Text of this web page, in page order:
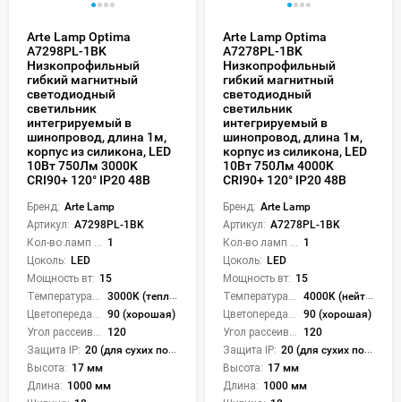
Arte Lamp Optima
A7298PL-1BK
Низкопрофильный
гибкий магнитный
светодиодный
светильник
интегрируемый в
шинопровод, длина 1м,
корпус из силикона, LED
10Вт 750Лм 3000K
CRI90+ 120° IP20 48В
Бренд: Arte Lamp
Артикул: A7298PL-1BK
1
Цоколь: LED
Мощность вт: 15
3000K (теплый)
90 (хорошая)
120
Защита IP: 20 (для сухих пом.)
Высота: 17 мм
Длина: 1000 мм
Arte Lamp Optima
A7278PL-1BK
Низкопрофильный
гибкий магнитный
светодиодный
светильник
интегрируемый в
шинопровод, длина 1м,
корпус из силикона, LED
10Вт 750Лм 4000K
CRI90+ 120° IP20 48В
Бренд: Arte Lamp
Артикул: A7278PL-1BK
1
Цоколь: LED
Мощность вт: 15
4000K (нейтральный)
90 (хорошая)
120
Защита IP: 20 (для сухих пом.)
Высота: 17 мм
Длина: 1000 мм